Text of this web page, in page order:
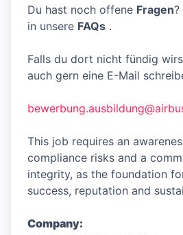
Du hast noch offene Fragen?
in unsere FAQs .
Falls du dort nicht fündig
auch gern eine E-Mail
This job requires an
compliance risks and a
integrity, as the foundation
success, reputation and
Company: